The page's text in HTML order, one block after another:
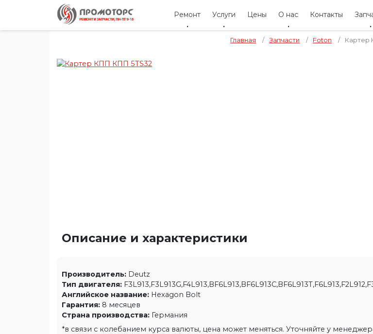
Ремонт Услуги Цены О нас Контакты
Главная / Запчасти / Foton / Картер
Описание и характеристики
Производитель: Deutz
Тип двигателя:
Английское название: Hexagon Bolt
Гарантия: 8 месяцев
Страна производства: Германия
*в связи с колебанием курса валюты, цена может меняться. Уточняйте у